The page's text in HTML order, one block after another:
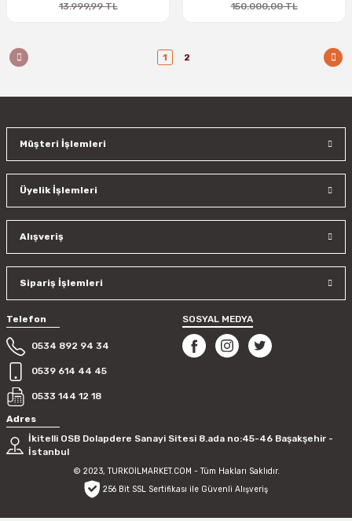
13.999,99 TL 150.000,00 TL
1 2
Müşteri İşlemleri
Üyelik İşlemleri
Alışveriş
Sipariş İşlemleri
Telefon
0534 892 94 34
0539 614 44 45
0533 144 12 18
SOSYAL MEDYA
Adres
İkitelli OSB Dolapdere Sanayi Sitesi 8.ada no:45-46 Başakşehir -
İstanbul
© 2023, TURKOİLMARKET.COM - Tüm Hakları Saklıdır.
256 Bit SSL Sertifikası ile Güvenli Alışveriş